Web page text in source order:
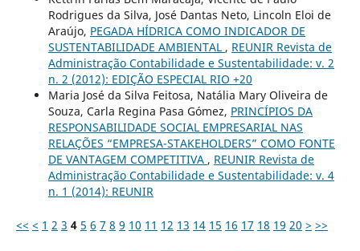
Rodrigues da Silva, José Dantas Neto, Lincoln Eloi de
Araújo, PEGADA HÍDRICA COMO INDICADOR DE
SUSTENTABILIDADE AMBIENTAL , REUNIR Revista de
Administração Contabilidade e Sustentabilidade: v. 2
n. 2 (2012): EDIÇÃO ESPECIAL RIO +20
Maria José da Silva Feitosa, Natália Mary Oliveira de
Souza, Carla Regina Pasa Gómez, PRINCÍPIOS DA
RESPONSABILIDADE SOCIAL EMPRESARIAL NAS
RELAÇÕES “EMPRESA-STAKEHOLDERS” COMO FONTE
DE VANTAGEM COMPETITIVA , REUNIR Revista de
Administração Contabilidade e Sustentabilidade: v. 4
n. 1 (2014): REUNIR
<< < 1 2 3 4 5 6 7 8 9 10 11 12 13 14 15 16 17 18 19 20 > >>